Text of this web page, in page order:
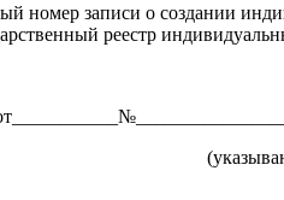
номер записи о создании
реестр